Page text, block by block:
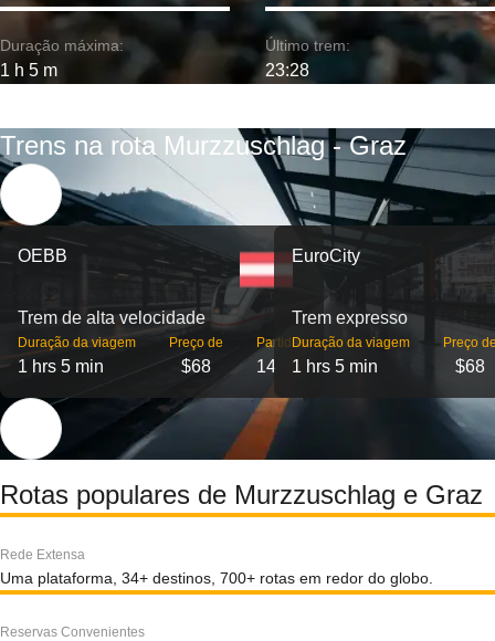
Duração máxima:
1 h 5 m
Último trem:
23:28
Trens na rota Murzzuschlag - Graz
OEBB
Trem de alta velocidade
Duração da viagem
1 hrs 5 min
Preço de
$68
Partidas
14
EuroCity
Trem expresso
Duração da viagem
1 hrs 5 min
Preço
$68
Rotas populares de Murzzuschlag e Graz
Rede Extensa
Uma plataforma, 34+ destinos, 700+ rotas em redor do globo.
Reservas Convenientes